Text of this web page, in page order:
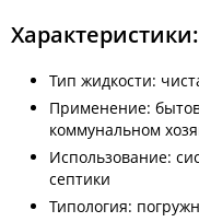
Характеристики:
Тип жидкости:
Применение:
коммунальном
Использование:
септики
Типология: